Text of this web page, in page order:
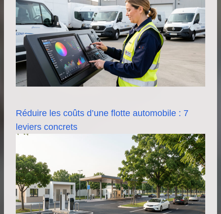
Réduire les coûts d’une flotte automobile : 7
leviers concrets